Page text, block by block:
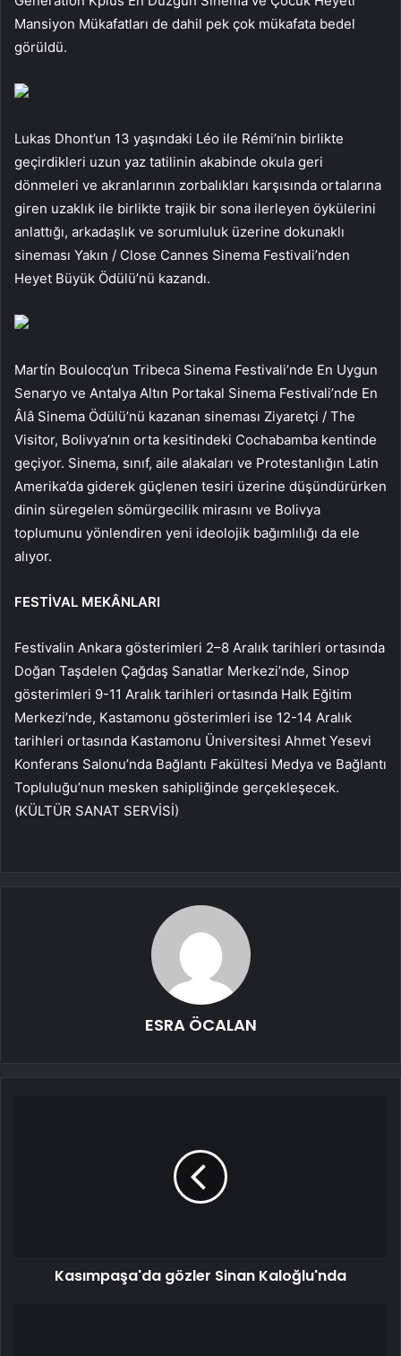
Mansiyon Mükafatları de dahil pek çok mükafata bedel
görüldü.
Lukas Dhont’un 13 yaşındaki Léo ile Rémi’nin birlikte
geçirdikleri uzun yaz tatilinin akabinde okula geri
dönmeleri ve akranlarının zorbalıkları karşısında ortalarına
giren uzaklık ile birlikte trajik bir sona ilerleyen öykülerini
anlattığı, arkadaşlık ve sorumluluk üzerine dokunaklı
sineması Yakın / Close Cannes Sinema Festivali’nden
Heyet Büyük Ödülü’nü kazandı.
Martín Boulocq’un Tribeca Sinema Festivali’nde En Uygun
Senaryo ve Antalya Altın Portakal Sinema Festivali’nde En
Âlâ Sinema Ödülü’nü kazanan sineması Ziyaretçi / The
Visitor, Bolivya’nın orta kesitindeki Cochabamba kentinde
geçiyor. Sinema, sınıf, aile alakaları ve Protestanlığın Latin
Amerika’da giderek güçlenen tesiri üzerine düşündürürken
dinin süregelen sömürgecilik mirasını ve Bolivya
toplumunu yönlendiren yeni ideolojik bağımlılığı da ele
alıyor.
FESTİVAL MEKÂNLARI
Festivalin Ankara gösterimleri 2–8 Aralık tarihleri ortasında
Doğan Taşdelen Çağdaş Sanatlar Merkezi’nde, Sinop
gösterimleri 9-11 Aralık tarihleri ortasında Halk Eğitim
Merkezi’nde, Kastamonu gösterimleri ise 12-14 Aralık
tarihleri ortasında Kastamonu Üniversitesi Ahmet Yesevi
Konferans Salonu’nda Bağlantı Fakültesi Medya ve Bağlantı
Topluluğu’nun mesken sahipliğinde gerçekleşecek.
(KÜLTÜR SANAT SERVİSİ)
ESRA ÖCALAN
Kasımpaşa'da gözler Sinan Kaloğlu'nda